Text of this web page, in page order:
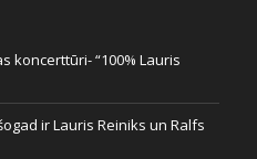
koncerttūri- “100% Lauris
ir Lauris Reiniks un Ralfs